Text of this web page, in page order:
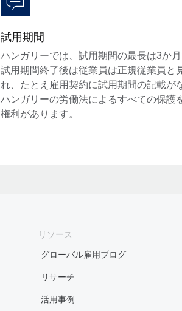
試用期間
ハンガリーでは、試用期間の最長は3か月
試用期間終了後は従業員は正規従業員と
れ、たとえ雇用契約に試用期間の記載が
ハンガリーの労働法によるすべての保護
権利があります。
リソース
グローバル雇用ブログ
リサーチ
活用事例